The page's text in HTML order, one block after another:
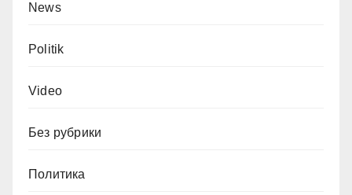
News
Politik
Video
Без рубрики
Политика